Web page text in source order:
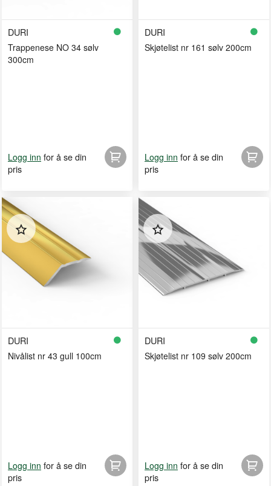
DURI
Trappenese NO 34 sølv
300cm
Logg inn for å se din
pris
DURI
Skjøtelist nr 161 sølv 200cm
Logg inn for å se din
pris
DURI
Nivålist nr 43 gull 100cm
Logg inn for å se din
pris
DURI
Skjøtelist nr 109 sølv 200cm
Logg inn for å se din
pris